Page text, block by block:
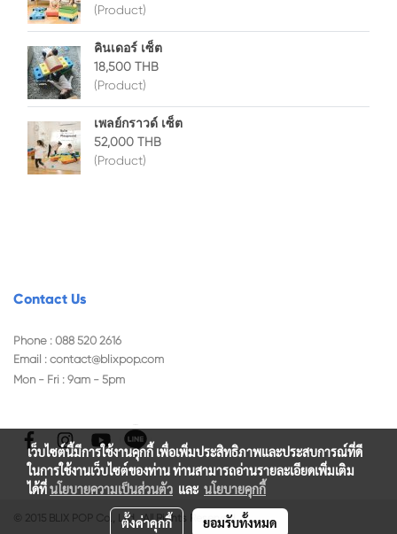
(Product)
คินเดอร์ เซ็ต
18,500 THB
(Product)
เพลย์กราวด์ เซ็ต
52,000 THB
(Product)
Contact Us
Phone : 088 520 2616
Email : contact@blixpop.com
Mon - Fri : 9am - 5pm
© 2015 BLIX POP Co., Ltd. All Rights Reserved.
เว็บไซต์นี้มีการใช้งานคุกกี้ เพื่อเพิ่มประสิทธิภาพและประสบการณ์ที่ดี
ในการใช้งานเว็บไซต์ของท่าน ท่านสามารถอ่านรายละเอียดเพิ่มเติม
ได้ที่นโยบายความเป็นส่วนตัว และ นโยบายคุกกี้
ตั้งค่าคุกกี้ ยอมรับทั้งหมด